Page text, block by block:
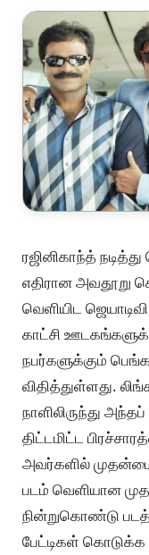
ரஜினிகாந்த்
எதிரான அவதூறு
வெளியிட
காட்சி
நபர்களுக்கும்
விதித்துள்ளது.
நாளிலிருந்து
திட்டமிட்ட
அவர்களில்
படம் வெளியான
நின்றுகொண்டு
பேட்டிகள் கொடுக்க